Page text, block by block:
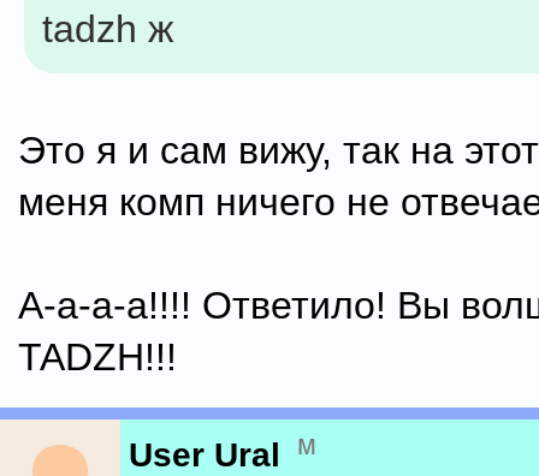
tadzh ж
Это я и сам вижу, так на
меня комп ничего не
А-а-а-а!!!! Ответило! Вы
TADZH!!!
User Ural м